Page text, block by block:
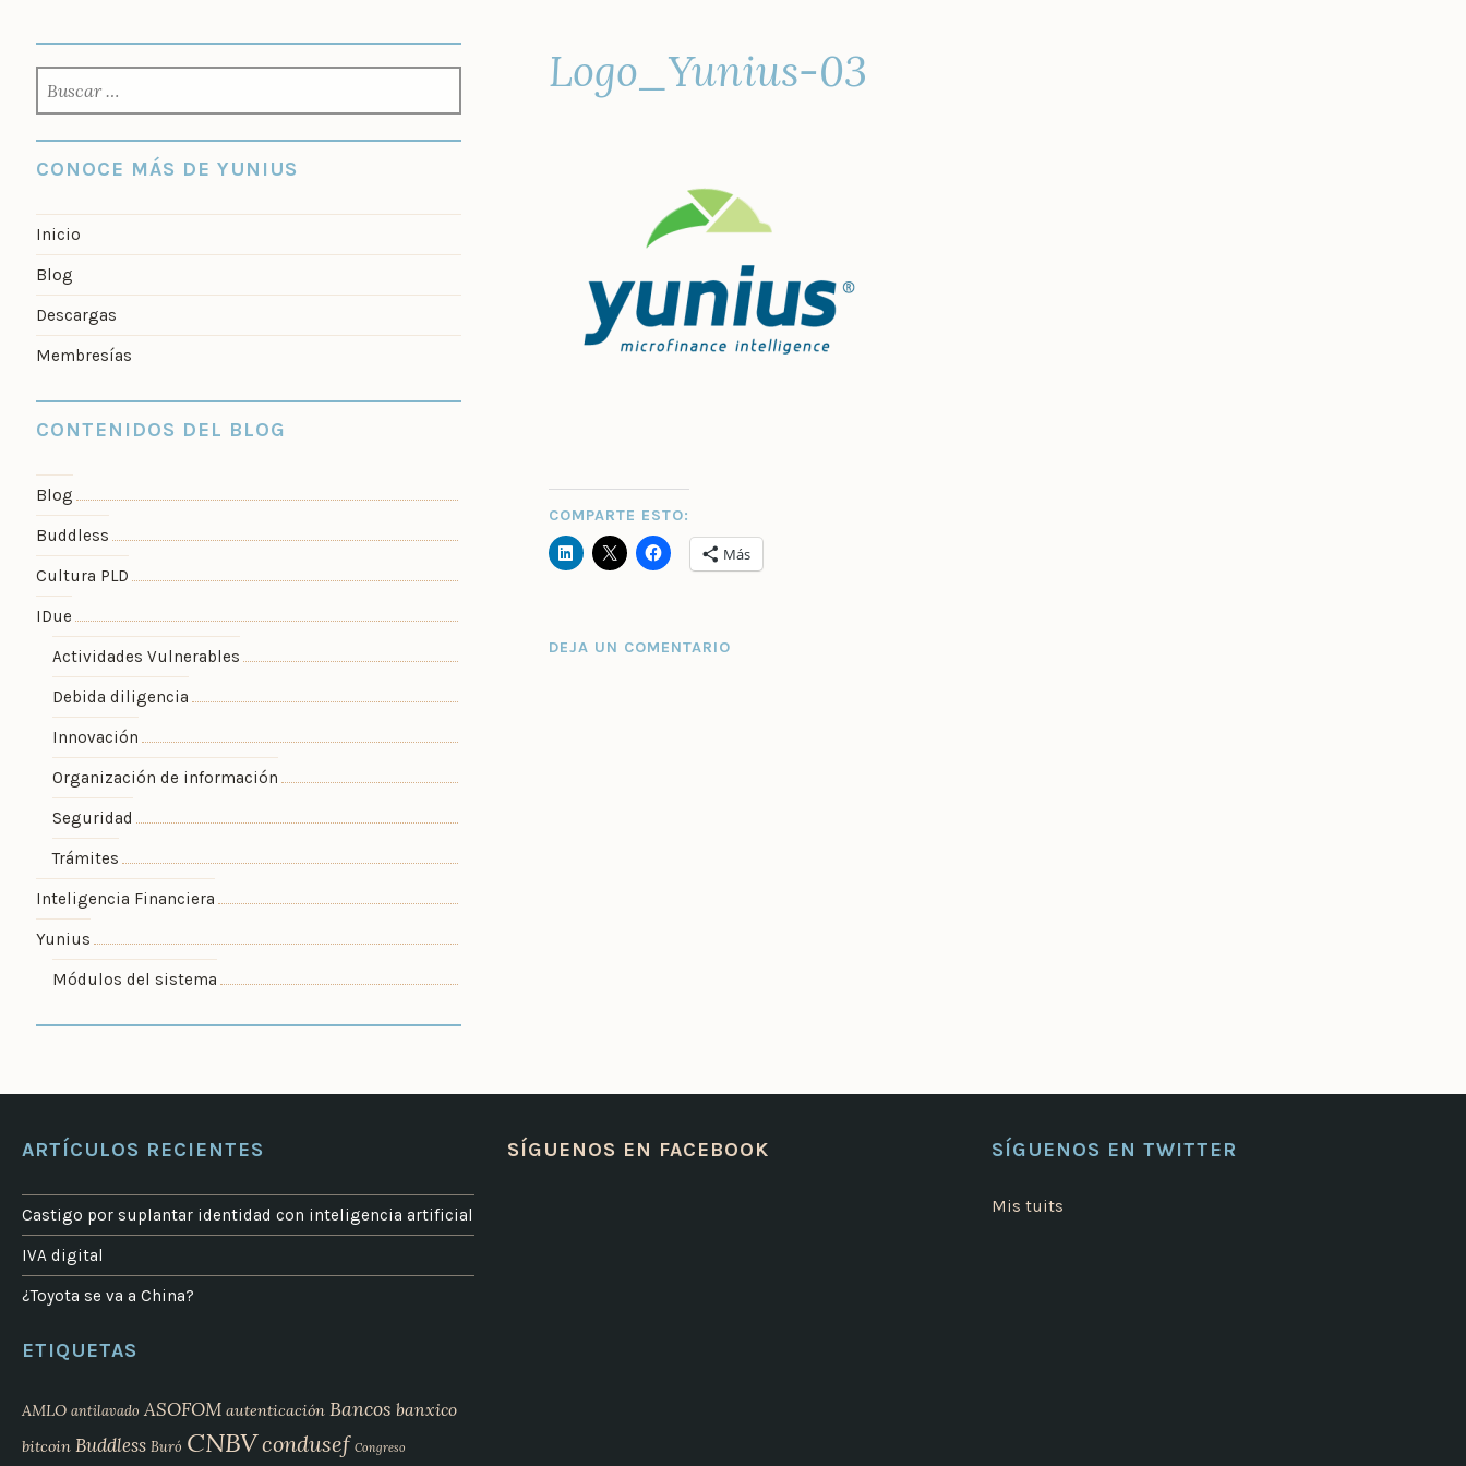
Logo_Yunius-03
COMPARTE ESTO:
Más
DEJA UN COMENTARIO
CONOCE MÁS DE YUNIUS
Inicio
Blog
Descargas
Membresías
CONTENIDOS DEL BLOG
Blog
Buddless
Cultura PLD
IDue
Actividades Vulnerables
Debida diligencia
Innovación
Organización de información
Seguridad
Trámites
Inteligencia Financiera
Yunius
Módulos del sistema
ARTÍCULOS RECIENTES
Castigo por suplantar identidad con inteligencia artificial
IVA digital
¿Toyota se va a China?
ETIQUETAS
AMLO antilavado ASOFOM autenticación Bancos banxico
bitcoin Buddless Buró CNBVcondusef Congreso
SÍGUENOS EN FACEBOOK SÍGUENOS EN TWITTER
Mis tuits